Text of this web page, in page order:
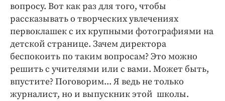
вопросу. Вот как раз для того, чтобы
рассказывать о творческих увлечениях
первоклашек с их крупными фотографиями на
детской странице. Зачем директора
беспокоить по таким вопросам? Это можно
решить с учителями или с вами. Может быть,
впустите? Поговорим... Я ведь не только
журналист, но и выпускник этой школы.